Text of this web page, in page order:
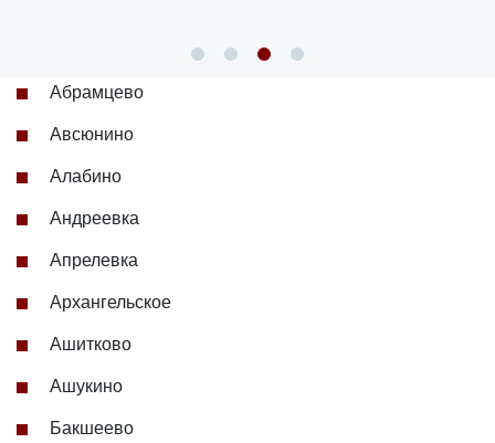
Абрамцево
Авсюнино
Алабино
Андреевка
Апрелевка
Архангельское
Ашитково
Ашукино
Бакшеево